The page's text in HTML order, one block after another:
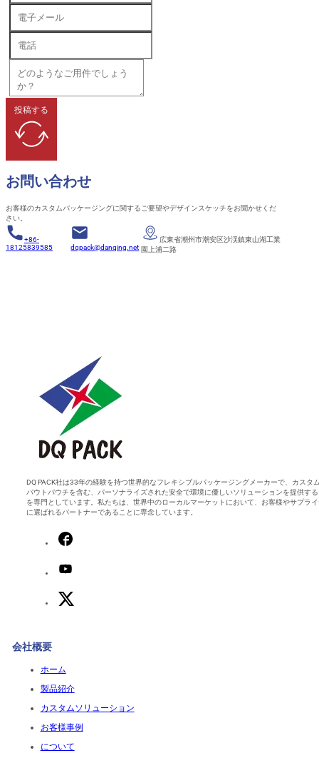
投稿する
お問い合わせ
お客様のカスタムパッケージングに関するご要望やデザインスケッチをお聞かせくだ
さい。
+86-
18125839585
dqpack@danqing.net
広東省潮州市潮安区沙渓鎮東山湖工業
園上浦二路
DQ PACK社は33年の経験を持つ世界的なフレキシブルパッケージングメーカーで、カスタ
パウトパウチを含む、パーソナライズされた安全で環境に優しいソリューションを提供す
を専門としています。私たちは、世界中のローカルマーケットにおいて、お客様やサプラ
に選ばれるパートナーであることに専念しています。
会社概要
ホーム
製品紹介
カスタムソリューション
お客様事例
について